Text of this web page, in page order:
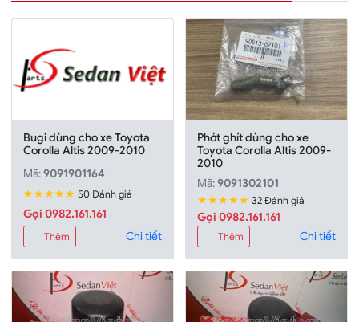
Bugi dùng cho xe Toyota
Corolla Altis 2009-2010
Mã:9091901164
★★★★★ 50 Đánh giá
Gọi 0982.161.161
Thêm Chi tiết
Phớt ghít dùng cho xe
Toyota Corolla Altis 2009-
2010
Mã:9091302101
★★★★★ 32 Đánh giá
Gọi 0982.161.161
Thêm Chi tiết